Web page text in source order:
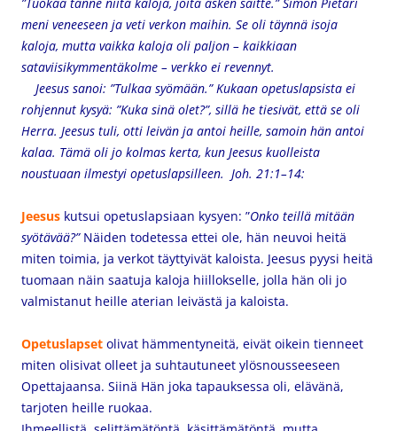
meni veneeseen ja veti verkon maihin. Se oli täynnä isoja
kaloja, mutta vaikka kaloja oli paljon – kaikkiaan
sataviisikymmentäkolme – verkko ei revennyt.
Jeesus sanoi: ”Tulkaa syömään.” Kukaan opetuslapsista ei
rohjennut kysyä: ”Kuka sinä olet?”, sillä he tiesivät, että se oli
Herra. Jeesus tuli, otti leivän ja antoi heille, samoin hän antoi
kalaa. Tämä oli jo kolmas kerta, kun Jeesus kuolleista
noustuaan ilmestyi opetuslapsilleen. Joh. 21:1–14:
Jeesus kutsui opetuslapsiaan kysyen: ”Onko teillä mitään
syötävää?” Näiden todetessa ettei ole, hän neuvoi heitä
miten toimia, ja verkot täyttyivät kaloista. Jeesus pyysi heitä
tuomaan näin saatuja kaloja hiillokselle, jolla hän oli jo
valmistanut heille aterian leivästä ja kaloista.
Opetuslapset olivat hämmentyneitä, eivät oikein tienneet
miten olisivat olleet ja suhtautuneet ylösnousseeseen
Opettajaansa. Siinä Hän joka tapauksessa oli, elävänä,
tarjoten heille ruokaa.